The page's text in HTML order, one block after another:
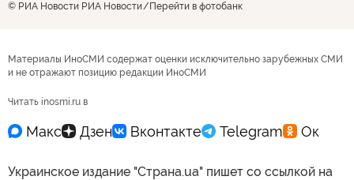
© РИА Новости РИА Новости Перейти в фотобанк
Материалы ИноСМИ содержат оценки исключительно зарубежных СМИ
и не отражают позицию редакции ИноСМИ
Читать inosmi.ru в
Украинское издание "Страна.ua" пишет со ссылкой на